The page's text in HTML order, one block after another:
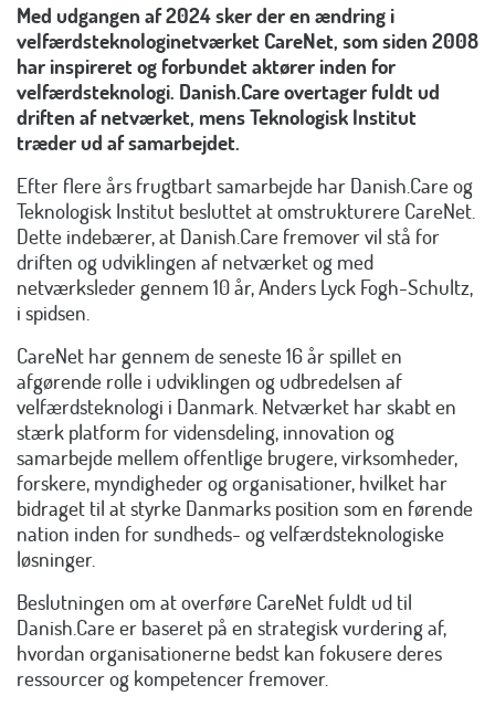
Med udgangen af 2024 sker der en ændring i
velfærdsteknologinetværket CareNet, som siden 2008
har inspireret og forbundet aktører inden for
velfærdsteknologi. Danish.Care overtager fuldt ud
driften af netværket, mens Teknologisk Institut
træder ud af samarbejdet.
Efter flere års frugtbart samarbejde har Danish.Care og
Teknologisk Institut besluttet at omstrukturere CareNet.
Dette indebærer, at Danish.Care fremover vil stå for
driften og udviklingen af netværket og med
netværksleder gennem 10 år, Anders Lyck Fogh-Schultz,
i spidsen.
CareNet har gennem de seneste 16 år spillet en
afgørende rolle i udviklingen og udbredelsen af
velfærdsteknologi i Danmark. Netværket har skabt en
stærk platform for vidensdeling, innovation og
samarbejde mellem offentlige brugere, virksomheder,
forskere, myndigheder og organisationer, hvilket har
bidraget til at styrke Danmarks position som en førende
nation inden for sundheds- og velfærdsteknologiske
løsninger.
Beslutningen om at overføre CareNet fuldt ud til
Danish.Care er baseret på en strategisk vurdering af,
hvordan organisationerne bedst kan fokusere deres
ressourcer og kompetencer fremover.